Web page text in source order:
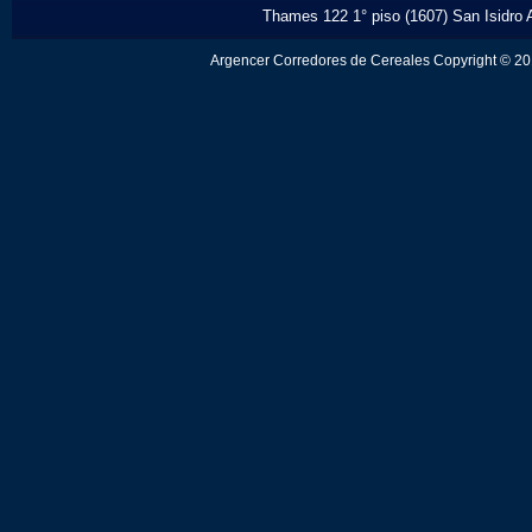
Thames 122 1° piso (1607) San
Argencer Corredores de Cereales Copyright ©